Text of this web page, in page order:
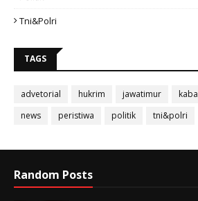
Tni&polri
TAGS
advetorial hukrim jawatimur
news
peristiwa politik tni&polri
Random Posts